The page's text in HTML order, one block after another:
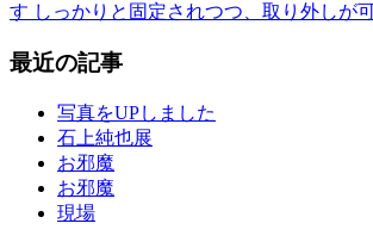
す しっかりと固定されつつ、取り外しが
最近の記事
写真をUPしました
石上純也展
お邪魔
お邪魔
現場